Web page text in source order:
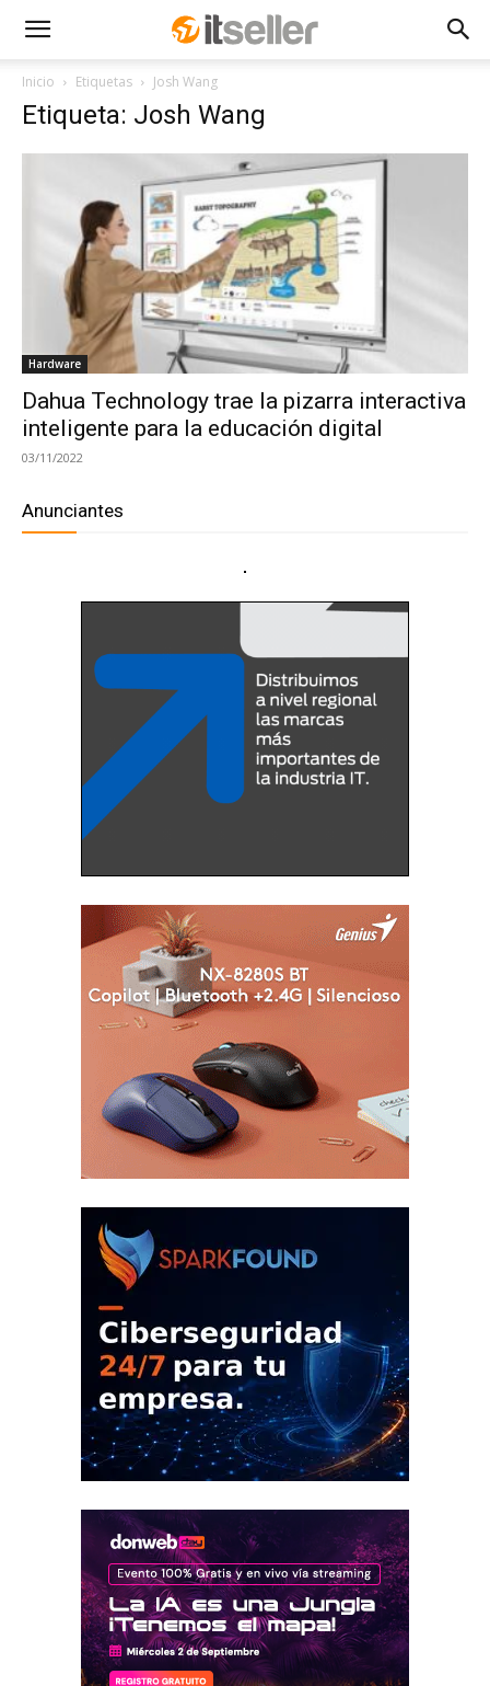
Inicio Etiquetas Josh Wang
Etiqueta: Josh Wang
Hardware
Dahua Technology trae la pizarra interactiva
inteligente para la educación digital
03/11/2022
Anunciantes